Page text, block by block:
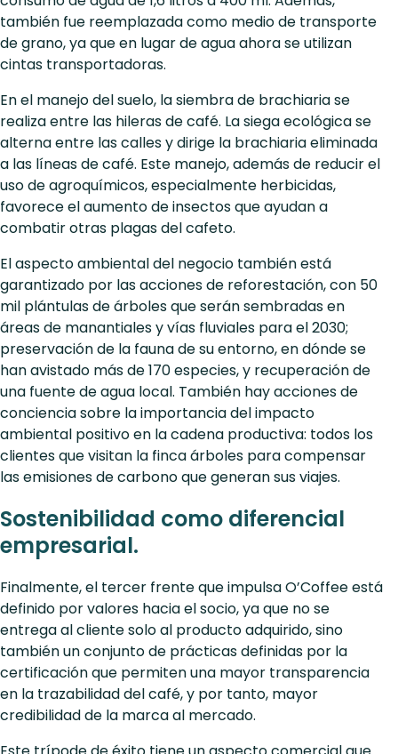
también fue reemplazada como medio de transporte
de grano, ya que en lugar de agua ahora se utilizan
cintas transportadoras.
En el manejo del suelo, la siembra de brachiaria se
realiza entre las hileras de café. La siega ecológica se
alterna entre las calles y dirige la brachiaria eliminada
a las líneas de café. Este manejo, además de reducir el
uso de agroquímicos, especialmente herbicidas,
favorece el aumento de insectos que ayudan a
combatir otras plagas del cafeto.
El aspecto ambiental del negocio también está
garantizado por las acciones de reforestación, con 50
mil plántulas de árboles que serán sembradas en
áreas de manantiales y vías fluviales para el 2030;
preservación de la fauna de su entorno, en dónde se
han avistado más de 170 especies, y recuperación de
una fuente de agua local. También hay acciones de
conciencia sobre la importancia del impacto
ambiental positivo en la cadena productiva: todos los
clientes que visitan la finca árboles para compensar
las emisiones de carbono que generan sus viajes.
Sostenibilidad como diferencial
empresarial.
Finalmente, el tercer frente que impulsa O’Coffee está
definido por valores hacia el socio, ya que no se
entrega al cliente solo al producto adquirido, sino
también un conjunto de prácticas definidas por la
certificación que permiten una mayor transparencia
en la trazabilidad del café, y por tanto, mayor
credibilidad de la marca al mercado.